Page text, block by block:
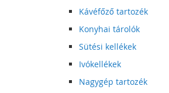
Kávéfőző tartozék
Konyhai tárolók
Sütési kellékek
Ivókellékek
Nagygép tartozék